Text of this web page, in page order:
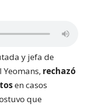
y jefa de
rechazó
en casos
que